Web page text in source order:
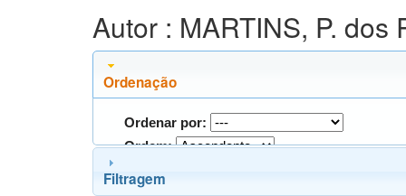
Autor : MARTINS, P. dos
Ordenação
Ordenar por:
Ordem:
Filtragem